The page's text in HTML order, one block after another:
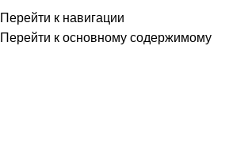
Перейти к навигации
Перейти к основному содержимому